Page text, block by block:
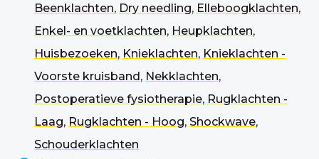
Beenklachten, Dry needling, Elleboogklachten,
Enkel- en voetklachten, Heupklachten,
Huisbezoeken, Knieklachten, Knieklachten -
Voorste kruisband, Nekklachten,
Postoperatieve fysiotherapie, Rugklachten -
Laag, Rugklachten - Hoog, Shockwave,
Schouderklachten